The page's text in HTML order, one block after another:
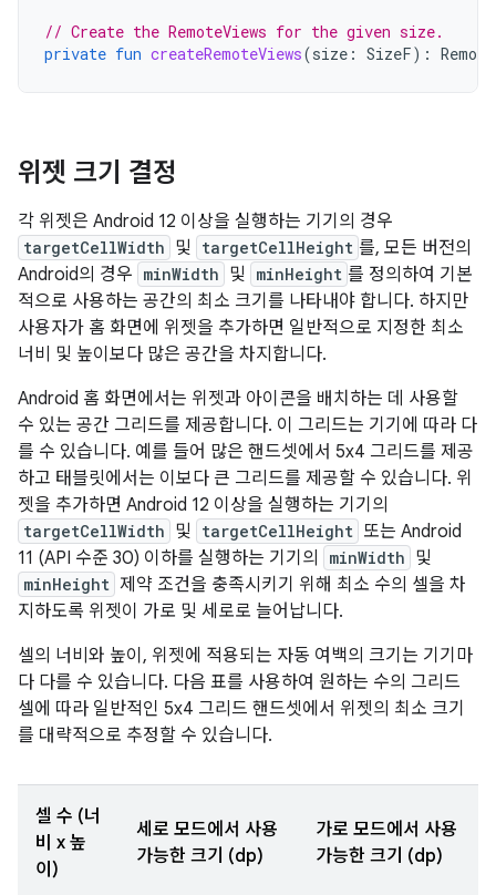
// Create the RemoteViews for the given size.
private fun createRemoteViews(size : SizeF):
위젯 크기 결정
각 위젯은 Android 12 이상을 실행하는 기기의 경우
targetCellWidth 및 targetCellHeight 를, 모든 버전의
Android의 경우 minWidth 및 minHeight 를 정의하여 기본
적으로 사용하는 공간의 최소 크기를 나타내야 합니다. 하지만
사용자가 홈 화면에 위젯을 추가하면 일반적으로 지정한 최소
너비 및 높이보다 많은 공간을 차지합니다.
Android 홈 화면에서는 위젯과 아이콘을 배치하는 데 사용할
수 있는 공간 그리드를 제공합니다. 이 그리드는 기기에 따라 다
를 수 있습니다. 예를 들어 많은 핸드셋에서 5x4 그리드를 제공
하고 태블릿에서는 이보다 큰 그리드를 제공할 수 있습니다. 위
젯을 추가하면 Android 12 이상을 실행하는 기기의
targetCellWidth 및 targetCellHeight 또는 Android
11 (API 수준 30) 이하를 실행하는 기기의
minWidth 및
minHeight 제약 조건을 충족시키기 위해 최소 수의 셀을 차
지하도록 위젯이 가로 및 세로로 늘어납니다.
셀의 너비와 높이, 위젯에 적용되는 자동 여백의 크기는 기기마
다 다를 수 있습니다. 다음 표를 사용하여 원하는 수의 그리드
셀에 따라 일반적인 5x4 그리드 핸드셋에서 위젯의 최소 크기
를 대략적으로 추정할 수 있습니다.
셀 수 (너
비 x 높
이)
세로 모드에서 사용
가능한 크기 (dp)
가로 모드에서 사용
가능한 크기 (dp)